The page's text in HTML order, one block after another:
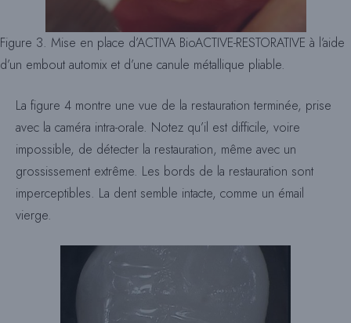
Figure 3. Mise en place d’ACTIVA BioACTIVE-RESTORATIVE à l’aide
d’un embout automix et d’une canule métallique pliable.
La figure 4 montre une vue de la restauration terminée, prise
avec la caméra intra-orale. Notez qu’il est difficile, voire
impossible, de détecter la restauration, même avec un
grossissement extrême. Les bords de la restauration sont
imperceptibles. La dent semble intacte, comme un émail
vierge.